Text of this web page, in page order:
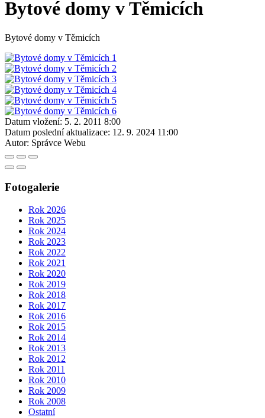
Bytové domy v Těmicích
Bytové domy v Těmicích
Datum vložení: 5. 2. 2011 8:00
Datum poslední aktualizace: 12. 9. 2024 11:00
Autor: Správce Webu
Fotogalerie
Rok 2026
Rok 2025
Rok 2024
Rok 2023
Rok 2022
Rok 2021
Rok 2020
Rok 2019
Rok 2018
Rok 2017
Rok 2016
Rok 2015
Rok 2014
Rok 2013
Rok 2012
Rok 2011
Rok 2010
Rok 2009
Rok 2008
Ostatní